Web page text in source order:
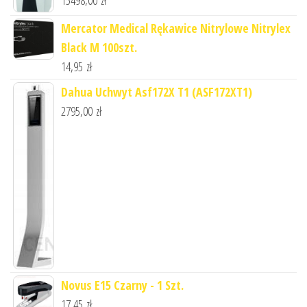
Mercator Medical Rękawice Nitrylowe Nitrylex
Black M 100szt.
14,95 zł
Dahua Uchwyt Asf172X T1 (ASF172XT1)
2795,00 zł
Novus E15 Czarny - 1 Szt.